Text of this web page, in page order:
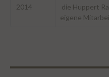
2014
die Huppert
eigene